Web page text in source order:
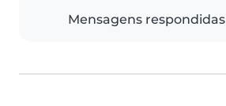
Mensagens respondidas